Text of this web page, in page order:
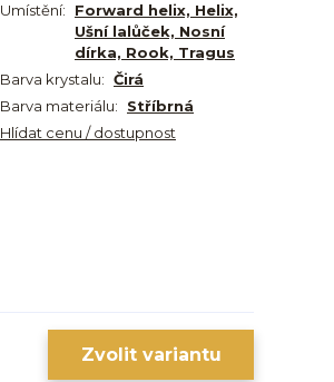
Umístění:
Forward helix, Helix,
Ušní lalůček, Nosní
dírka, Rook, Tragus
Barva krystalu: Čirá
Barva materiálu:
Stříbrná
Hlídat cenu / dostupnost
Zvolit variantu